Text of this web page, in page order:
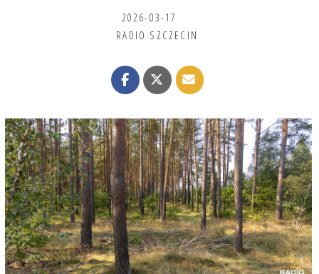
2026-03-17
RADIO SZCZECIN